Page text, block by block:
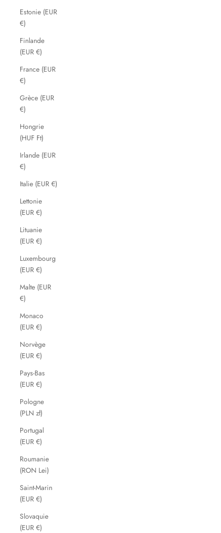
Estonie (EUR
€)
Finlande
(EUR €)
France (EUR
€)
Grèce (EUR
€)
Hongrie
(HUF Ft)
Irlande (EUR
€)
Italie (EUR €)
Lettonie
(EUR €)
Lituanie
(EUR €)
Luxembourg
(EUR €)
Malte (EUR
€)
Monaco
(EUR €)
Norvège
(EUR €)
Pays-Bas
(EUR €)
Pologne
(PLN zł)
Portugal
(EUR €)
Roumanie
(RON Lei)
Saint-Marin
(EUR €)
Slovaquie
(EUR €)